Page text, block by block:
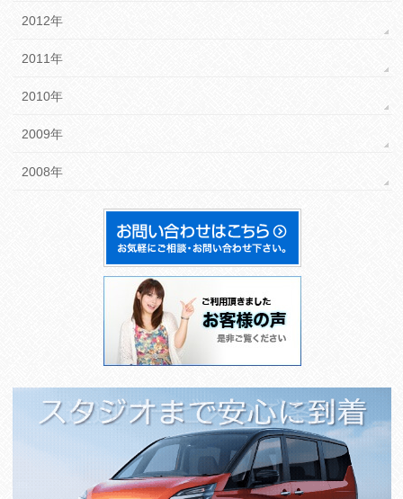
2012年
2011年
2010年
2009年
2008年